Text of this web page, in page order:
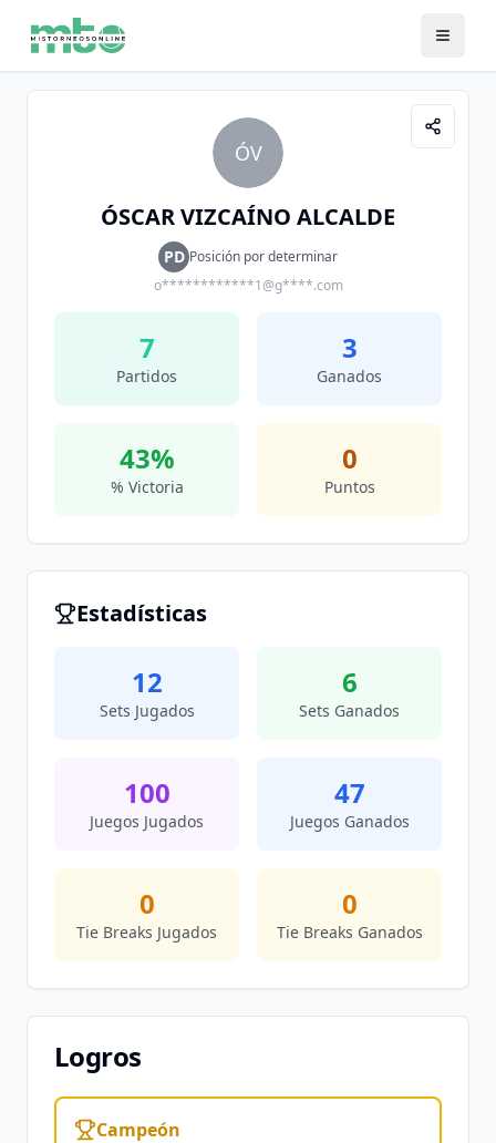
ÓV
ÓSCAR VIZCAÍNO ALCALDE
PD Posición por determinar
o************1@g****.com
7
Partidos
3
Ganados
43%
% Victoria
0
Puntos
Estadísticas
12
Sets Jugados
6
Sets Ganados
100
Juegos Jugados
47
Juegos Ganados
0
Tie Breaks Jugados
0
Tie Breaks Ganados
Logros
Campeón